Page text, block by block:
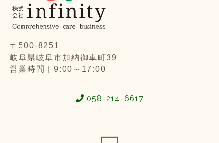
〒500-8251
岐阜県岐阜市加納御車町39
営業時間 | 9:00～17:00
058-214-6617